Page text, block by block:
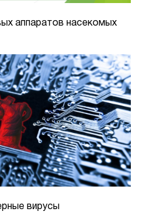
аппаратов насекомых
вирусы